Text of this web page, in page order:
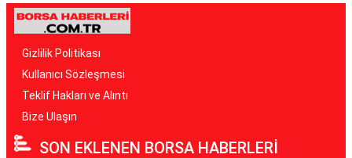
Gizlilik Politikası
Kullanıcı Sözleşmesi
Teklif Hakları ve Alıntı
Bize Ulaşın
SON EKLENEN BORSA HABERLERİ